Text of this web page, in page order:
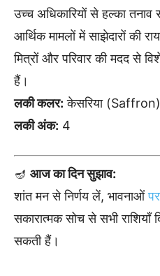
उच्च अधिकारियों से हल्का तनाव
आर्थिक मामलों में साझेदारों की
मित्रों और परिवार की मदद से
हैं।
लकी कलर: केसरिया (Saffron)
लकी अंक: 4
🪔 आज का दिन सुझाव:
शांत मन से निर्णय लें, भावनाओंपर
सकारात्मक सोच से सभी राशियाँ
सकती हैं।